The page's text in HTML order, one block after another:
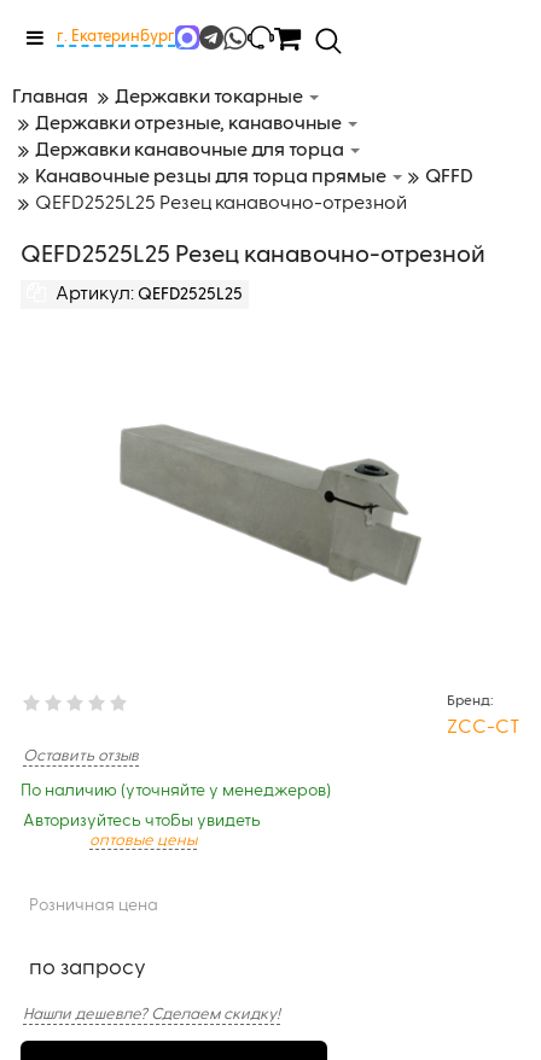
Меню
г. Екатеринбург
Главная
Державки токарные
Державки отрезные, канавочные
Державки канавочные для торца
Канавочные резцы для торца прямые
QFFD
QEFD2525L25 Резец канавочно-отрезной
QEFD2525L25 Резец канавочно-отрезной
Артикул: QEFD2525L25
Бренд:
ZCC-CT
Оставить отзыв
По наличию (уточняйте у менеджеров)
Авторизуйтесь чтобы увидеть
оптовые цены
Розничная цена
по запросу
Нашли дешевле? Сделаем скидку!